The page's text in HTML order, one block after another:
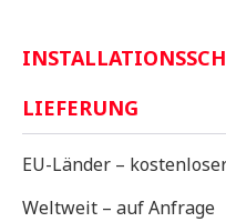
LIEFERUNG
EU-Länder –
Weltweit – auf Anfrage